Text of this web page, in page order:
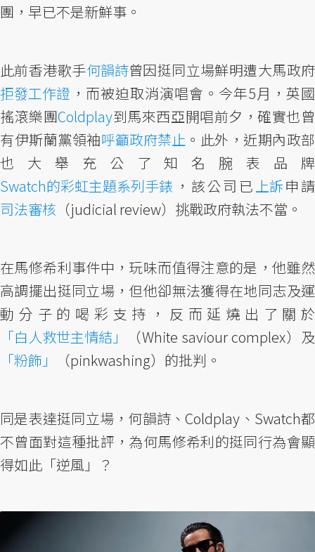
團，早已不是新鮮事。
此前香港歌手何韻詩曾因挺同立場鮮明遭大馬政府
拒發工作證 ，而被迫取消演唱會。今年5月，英國
搖滾樂團Coldplay到馬來西亞開唱前夕，確實也曾
有伊斯蘭黨領袖呼籲政府禁止。此外，近期內政部
也大舉充公了知名腕表品牌
Swatch的彩虹主題系列手錶 ，該公司已上訴申請
司法審核 （judicial review）挑戰政府執法不當。
在馬修希利事件中，玩味而值得注意的是，他雖然
高調擺出挺同立場，但他卻無法獲得在地同志及運
動分子的喝彩支持，反而延燒出了關於
「白人救世主情結」
（White saviour complex）及
「粉飾」
（pinkwashing）的批判。
同是表達挺同立場，何韻詩、Coldplay、Swatch都
不曾面對這種批評，為何馬修希利的挺同行為會顯
得如此「逆風」？